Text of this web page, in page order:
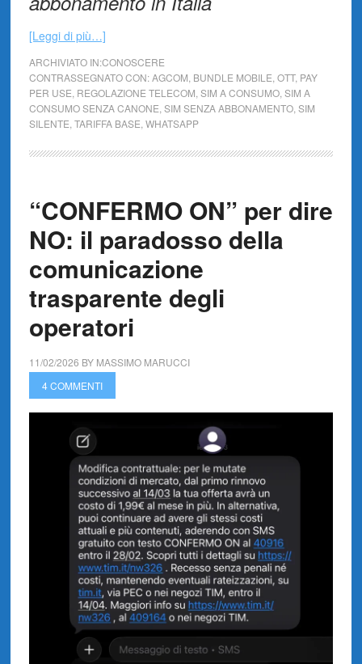
[Leggi di più…]
ARCHIVIATO IN:CONOSCERE
CONTRASSEGNATO CON:AGCOM BUNDLE MOBILE OTT, PAY
PER USE REGOLAZIONE TELECOM SIM A CONSUMO, SIM A
CONSUMO SENZA CANONE SIM SENZA ABBONAMENTO, SIM
SILENTE TARIFFA BASE WHATSAPP
“CONFERMO ON” per dire
NO: il paradosso della
comunicazione
trasparente degli
operatori
11/02/2026 BY MASSIMO MARUCCI
4 COMMENTI